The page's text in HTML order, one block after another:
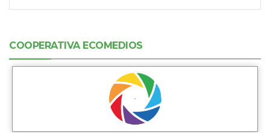
COOPERATIVA ECOMEDIOS